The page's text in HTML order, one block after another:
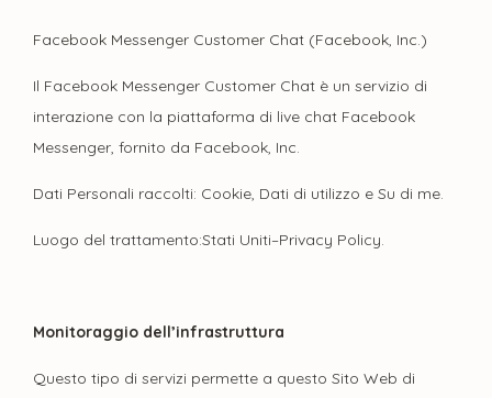
Facebook Messenger Customer Chat (Facebook, Inc.)
Il Facebook Messenger Customer Chat è un servizio di
interazione con la piattaforma di live chat Facebook
Messenger, fornito da Facebook, Inc.
Dati Personali raccolti: Cookie, Dati di utilizzo e Su di me.
Luogo del trattamento:Stati Uniti–Privacy Policy.
Monitoraggio dell’infrastruttura
Questo tipo di servizi permette a questo Sito Web di